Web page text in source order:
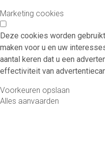
Marketing cookies
Deze cookies worden
maken voor u en uw
aantal keren dat u een
effectiviteit van
Voorkeuren opslaan
Alles aanvaarden